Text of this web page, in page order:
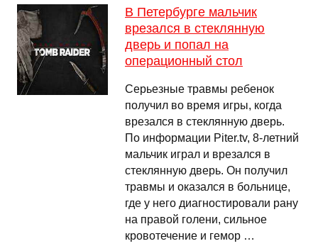
В Петербурге мальчик
врезался в стеклянную
дверь и попал на
операционный стол
Серьезные травмы ребенок
получил во время игры, когда
врезался в стеклянную дверь.
По информации Piter.tv, 8-летний
мальчик играл и врезался в
стеклянную дверь. Он получил
травмы и оказался в больнице,
где у него диагностировали рану
на правой голени, сильное
кровотечение и гемор …